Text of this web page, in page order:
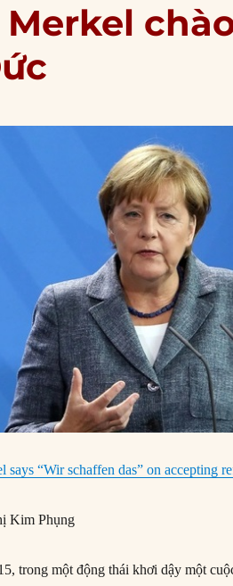
Merkel
says “Wir schaffen das” on accepting
Kim Phụng
trong một động thái khơi dậy một